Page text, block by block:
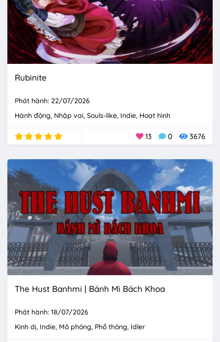
Rubinite
Phát hành: 22/07/2026
Hành động Nhập vai Souls-like Indie Hoạt hình
13 0 3676
The Hust Banhmi | Bánh Mì Bách Khoa
Phát hành: 18/07/2026
Kinh dị Indie Mô phỏng Phổ thông Idler